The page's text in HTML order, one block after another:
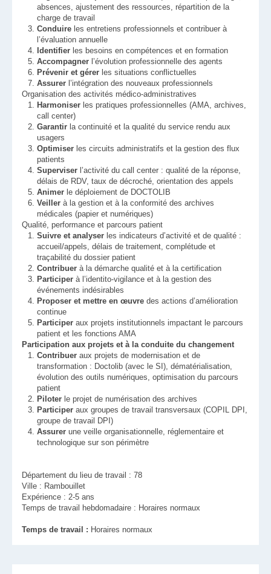
absences, ajustement des ressources, répartition de la
charge de travail
Conduire les entretiens professionnels et contribuer à
l’évaluation annuelle
Identifier les besoins en compétences et en formation
Accompagner l’évolution professionnelle des agents
Prévenir et gérer les situations conflictuelles
Assurer l’intégration des nouveaux professionnels
Organisation des activités médico-administratives
Harmoniser les pratiques professionnelles (AMA, archives,
call center)
Garantir la continuité et la qualité du service rendu aux
usagers
Optimiser les circuits administratifs et la gestion des flux
patients
Superviser l’activité du call center : qualité de la réponse,
délais de RDV, taux de décroché, orientation des appels
Animer le déploiement de DOCTOLIB
Veiller à la gestion et à la conformité des archives
médicales (papier et numériques)
Qualité, performance et parcours patient
Suivre et analyser les indicateurs d’activité et de qualité :
accueil/appels, délais de traitement, complétude et
traçabilité du dossier patient
Contribuer à la démarche qualité et à la certification
Participer à l’identito-vigilance et à la gestion des
événements indésirables
Proposer et mettre en œuvre des actions d’amélioration
continue
Participer aux projets institutionnels impactant le parcours
patient et les fonctions AMA
Participation aux projets et à la conduite du changement
Contribuer aux projets de modernisation et de
transformation : Doctolib (avec le SI), dématérialisation,
évolution des outils numériques, optimisation du parcours
patient
Piloter le projet de numérisation des archives
Participer aux groupes de travail transversaux (COPIL DPI,
groupe de travail DPI)
Assurer une veille organisationnelle, réglementaire et
technologique sur son périmètre
Département du lieu de travail : 78
Ville : Rambouillet
Expérience : 2-5 ans
Temps de travail hebdomadaire : Horaires normaux
Temps de travail : Horaires normaux